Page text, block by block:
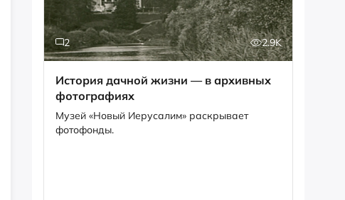
2 2.9K
История дачной жизни — в архивных
фотографиях
Музей «Новый Иерусалим» раскрывает
фотофонды.